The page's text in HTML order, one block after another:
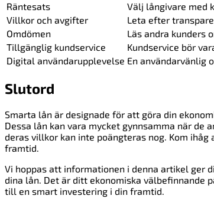
Räntesats
Välj långivare med
Villkor och avgifter
Leta efter
Omdömen
Läs andra kunders
Tillgänglig kundservice
Kundservice bör
Digital användarupplevelse En användarvänlig
Slutord
Smarta lån är designade för att göra din
Dessa lån kan vara mycket gynnsamma när
deras villkor kan inte poängteras nog. Kom
framtid.
Vi hoppas att informationen i denna artikel ger
dina lån. Det är ditt ekonomiska välbefinnande
till en smart investering i din framtid.